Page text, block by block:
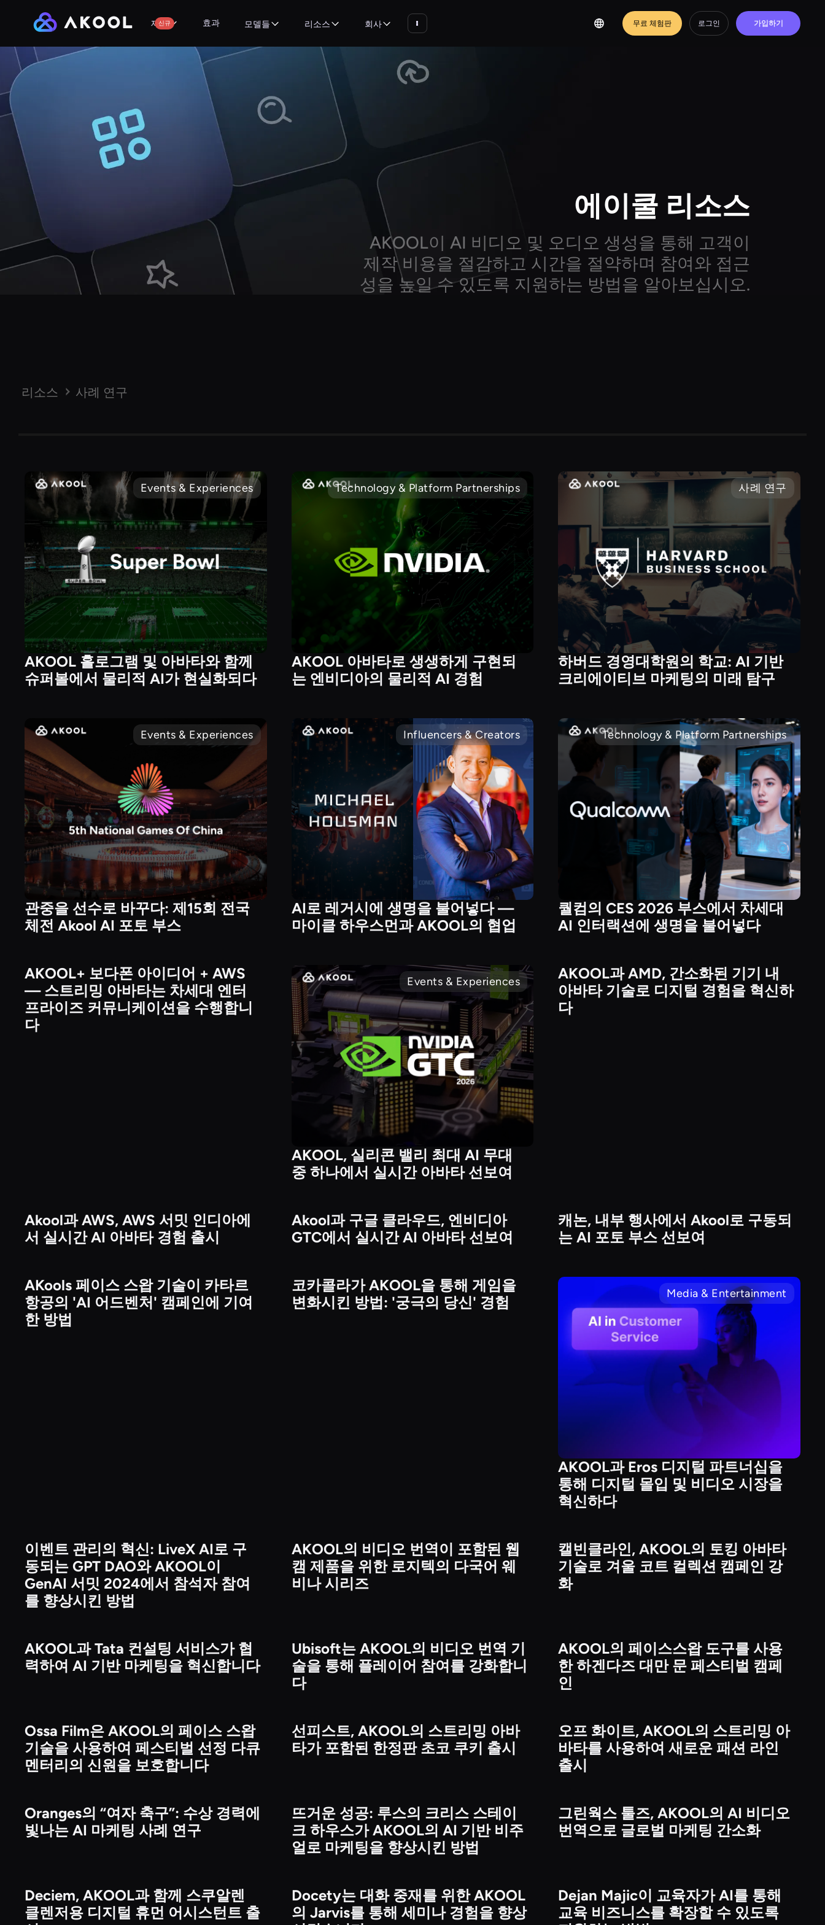
제품
신규 효과 모델들 리소스 회사 무료 체험판 로그인 가입하기
에이쿨 리소스
AKOOL이 AI 비디오 및 오디오 생성을 통해 고객이
제작 비용을 절감하고 시간을 절약하며 참여와 접근
성을 높일 수 있도록 지원하는 방법을 알아보십시오.
리소스 사례 연구
Events & Experiences
AKOOL 홀로그램 및 아바타와 함께
슈퍼볼에서 물리적 AI가 현실화되다
Technology & Platform Partnerships
AKOOL 아바타로 생생하게 구현되
는 엔비디아의 물리적 AI 경험
사례 연구
하버드 경영대학원의 학교: AI 기반
크리에이티브 마케팅의 미래 탐구
Events & Experiences
관중을 선수로 바꾸다: 제15회 전국
체전 Akool AI 포토 부스
Influencers & Creators
AI로 레거시에 생명을 불어넣다 —
마이클 하우스먼과 AKOOL의 협업
Technology & Platform Partnerships
퀄컴의 CES 2026 부스에서 차세대
AI 인터랙션에 생명을 불어넣다
Technology & Platform Partnerships
AKOOL+ 보다폰 아이디어 + AWS
— 스트리밍 아바타는 차세대 엔터
프라이즈 커뮤니케이션을 수행합니
다
Events & Experiences
AKOOL, 실리콘 밸리 최대 AI 무대
중 하나에서 실시간 아바타 선보여
Technology & Platform Partnerships
AKOOL과 AMD, 간소화된 기기 내
아바타 기술로 디지털 경험을 혁신하
다
Technology & Platform Partnerships
Akool과 AWS, AWS 서밋 인디아에
서 실시간 AI 아바타 경험 출시
Technology & Platform Partnerships
Akool과 구글 클라우드, 엔비디아
GTC에서 실시간 AI 아바타 선보여
Hardware & System Integration
캐논, 내부 행사에서 Akool로 구동되
는 AI 포토 부스 선보여
Brand & Enterprise Campaigns
AKools 페이스 스왑 기술이 카타르
항공의 'AI 어드벤처' 캠페인에 기여
한 방법
Brand & Enterprise Campaigns
코카콜라가 AKOOL을 통해 게임을
변화시킨 방법: '궁극의 당신' 경험
Media & Entertainment
AKOOL과 Eros 디지털 파트너십을
통해 디지털 몰입 및 비디오 시장을
혁신하다
Events & Experiences
이벤트 관리의 혁신: LiveX AI로 구
동되는 GPT DAO와 AKOOL이
GenAI 서밋 2024에서 참석자 참여
를 향상시킨 방법
Media & Entertainment
AKOOL의 비디오 번역이 포함된 웹
캠 제품을 위한 로지텍의 다국어 웨
비나 시리즈
Brand & Enterprise Campaigns
캘빈클라인, AKOOL의 토킹 아바타
기술로 겨울 코트 컬렉션 캠페인 강
화
Technology & Platform Partnerships
AKOOL과 Tata 컨설팅 서비스가 협
력하여 AI 기반 마케팅을 혁신합니다
Media & Entertainment
Ubisoft는 AKOOL의 비디오 번역 기
술을 통해 플레이어 참여를 강화합니
다
Brand & Enterprise Campaigns
AKOOL의 페이스스왑 도구를 사용
한 하겐다즈 대만 문 페스티벌 캠페
인
Media & Entertainment
Ossa Film은 AKOOL의 페이스 스왑
기술을 사용하여 페스티벌 선정 다큐
멘터리의 신원을 보호합니다
Brand & Enterprise Campaigns
선피스트, AKOOL의 스트리밍 아바
타가 포함된 한정판 초코 쿠키 출시
Brand & Enterprise Campaigns
오프 화이트, AKOOL의 스트리밍 아
바타를 사용하여 새로운 패션 라인
출시
Brand & Enterprise Campaigns
Oranges의 “여자 축구”: 수상 경력에
빛나는 AI 마케팅 사례 연구
Brand & Enterprise Campaigns
뜨거운 성공: 루스의 크리스 스테이
크 하우스가 AKOOL의 AI 기반 비주
얼로 마케팅을 향상시킨 방법
Brand & Enterprise Campaigns
그린웍스 툴즈, AKOOL의 AI 비디오
번역으로 글로벌 마케팅 간소화
Brand & Enterprise Campaigns
Deciem, AKOOL과 함께 스쿠알렌
클렌저용 디지털 휴먼 어시스턴트 출
Media & Entertainment
Docety는 대화 중재를 위한 AKOOL
의 Jarvis를 통해 세미나 경험을 향상
Education & E-Learning
Dejan Majic이 교육자가 AI를 통해
교육 비즈니스를 확장할 수 있도록